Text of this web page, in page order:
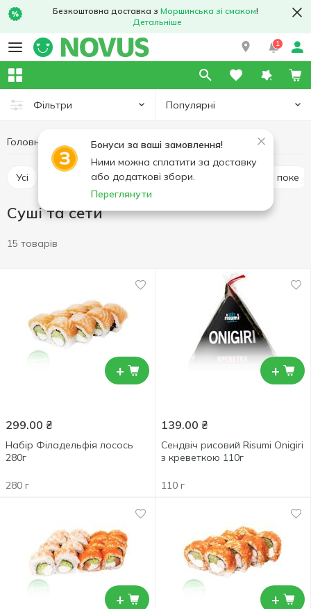
Безкоштовна доставка з Моршинська зі смаком!
Детальніше
1
Фільтри Популярні
Бонуси за ваші замовлення!
Ними можна сплатити за доставку
або додаткові збори.
Переглянути
Головна Кулінарія Азійська кухня Суші та сети
Усі Суші та сети Локшина і WOK Салати і поке
Суші та сети
15 товарів
+
299.00 ₴
Набір Філадельфія лосось
280г
280 г
+
139.00 ₴
Сендвіч рисовий Risumi Onigiri
з креветкою 110г
110 г
+ +